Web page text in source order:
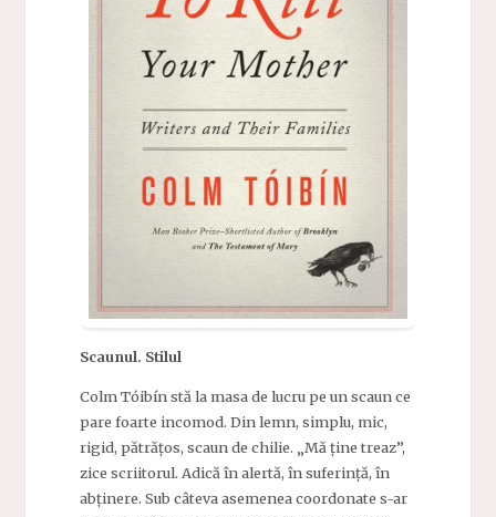
Scaunul. Stilul
Colm Tóibín stă la masa de lucru pe un scaun ce
pare foarte incomod. Din lemn, simplu, mic,
rigid, pătrățos, scaun de chilie. „Mă ține treaz”,
zice scriitorul. Adică în alertă, în suferință, în
abținere. Sub câteva asemenea coordonate s-ar